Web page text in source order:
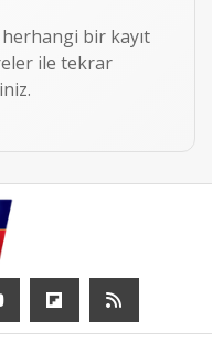
bir kayıt
ile tekrar